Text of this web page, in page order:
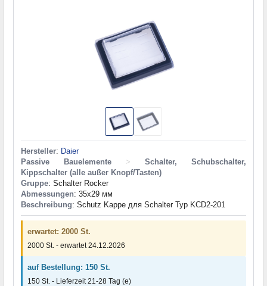
Hersteller: Daier
Passive Bauelemente
>
Schalter, Schubschalter,
Kippschalter (alle außer Knopf/Tasten)
Gruppe: Schalter Rocker
Abmessungen: 35x29 мм
Beschreibung: Schutz Kappe для Schalter Typ KCD2-201
erwartet: 2000 St.
2000 St. - erwartet 24.12.2026
auf Bestellung: 150 St.
150 St. - Lieferzeit 21-28 Tag (e)